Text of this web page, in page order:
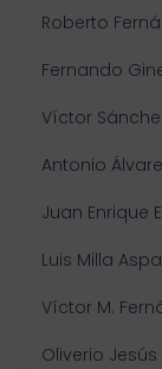
Roberto
Fernando
Víctor
Antonio
Juan Enrique
Luis Milla
Víctor M.
Oliverio Jesús